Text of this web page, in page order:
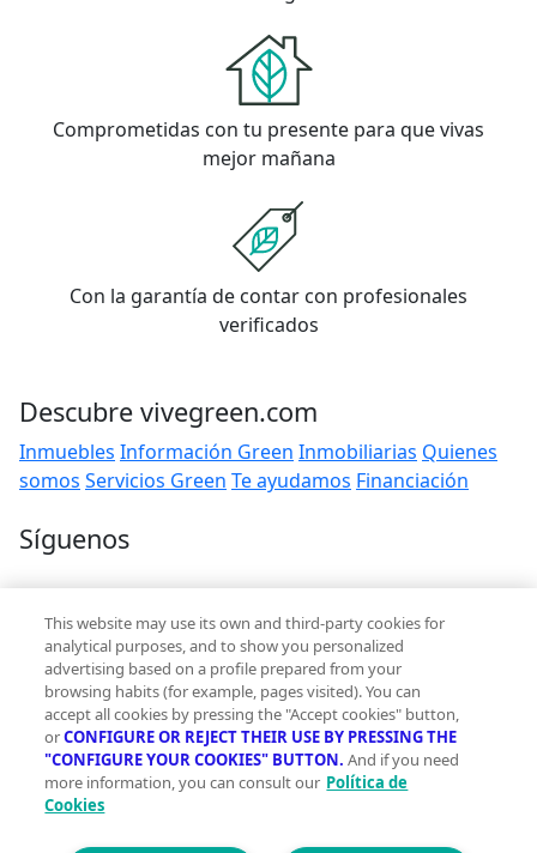
Comprometidas con tu presente para que vivas
mejor mañana
Con la garantía de contar con profesionales
verificados
Descubre vivegreen.com
Inmuebles Información Green Inmobiliarias Quienes
somos Servicios Green Te ayudamos Financiación
Síguenos
Contacto
hola@vivegreen.com
Aviso Legal
Condiciones de uso
Politica de privacidad
This website may use its own and third-party cookies for
analytical purposes, and to show you personalized
advertising based on a profile prepared from your
browsing habits (for example, pages visited). You can
accept all cookies by pressing the "Accept cookies" button,
orCONFIGURE OR REJECT THEIR USE BY PRESSING THE
"CONFIGURE YOUR COOKIES" BUTTON. And if you need
more information, you can consult our Política de
Cookies